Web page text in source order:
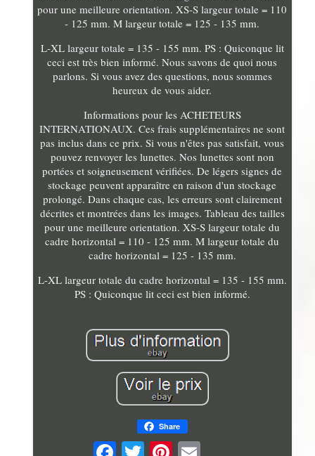
pour une meilleure orientation. XS-S largeur totale = 110
- 125 mm. M largeur totale = 125 - 135 mm.
L-XL largeur totale = 135 - 155 mm. PS : Quiconque lit
ceci est très bien informé. Nous savons de quoi nous
parlons. Si vous avez des questions, nous sommes
heureux de vous aider.
Informations pour les ACHETEURS
INTERNATIONAUX. Ces frais supplémentaires ne sont
pas inclus dans ce prix. Si vous n'êtes pas satisfait, vous
pouvez renvoyer les lunettes. Nos lunettes sont non
portées et soigneusement vérifiées. De légers signes de
stockage peuvent apparaître en raison d'un stockage
prolongé. Dans chaque cas, les erreurs sont clairement
décrites et montrées dans les images. Tableau des tailles
pour une meilleure orientation. XS-S largeur totale du
cadre horizontal = 110 - 125 mm. M largeur totale du
cadre horizontal = 125 - 135 mm.
L-XL largeur totale du cadre horizontal = 135 - 155 mm.
PS : Quiconque lit ceci est bien informé.
Share